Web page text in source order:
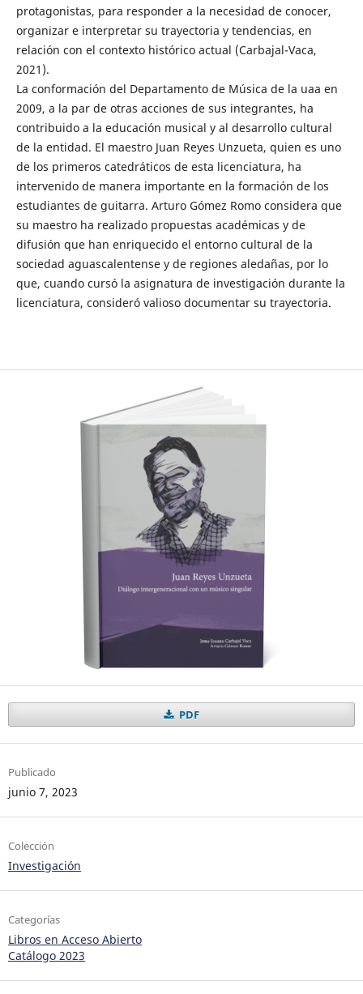
protagonistas, para responder a la necesidad de conocer,
organizar e interpretar su trayectoria y tendencias, en
relación con el contexto histórico actual (Carbajal-Vaca,
2021).
La conformación del Departamento de Música de la uaa en
2009, a la par de otras acciones de sus integrantes, ha
contribuido a la educación musical y al desarrollo cultural
de la entidad. El maestro Juan Reyes Unzueta, quien es uno
de los primeros catedráticos de esta licenciatura, ha
intervenido de manera importante en la formación de los
estudiantes de guitarra. Arturo Gómez Romo considera que
su maestro ha realizado propuestas académicas y de
difusión que han enriquecido el entorno cultural de la
sociedad aguascalentense y de regiones aledañas, por lo
que, cuando cursó la asignatura de investigación durante la
licenciatura, consideró valioso documentar su trayectoria.
PDF
Publicado
junio 7, 2023
Colección
Investigación
Categorías
Libros en Acceso Abierto
Catálogo 2023